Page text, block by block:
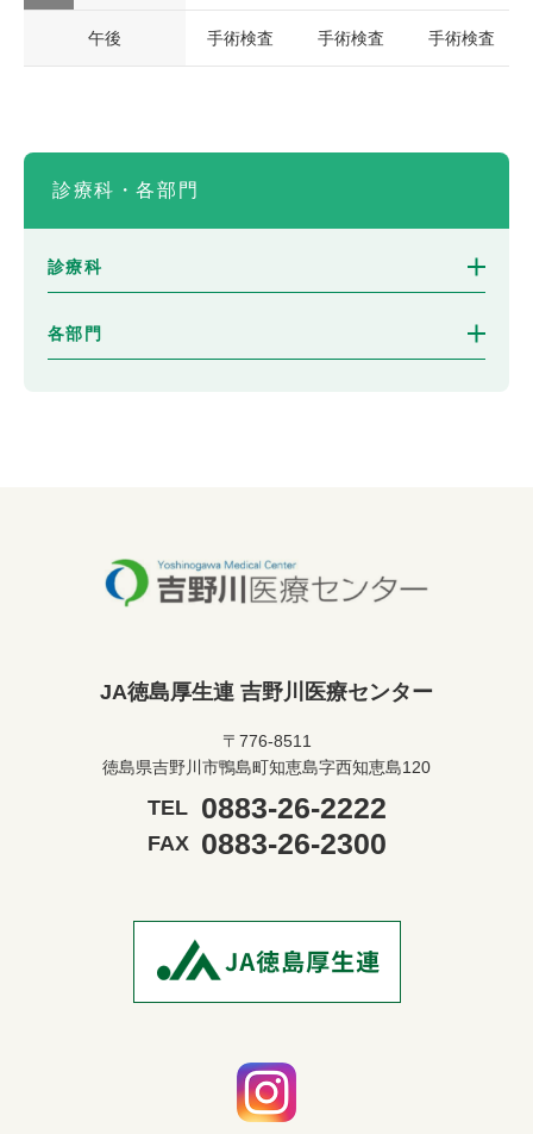
午後 手術検査 手術検査 手術検査
診療科・各部門
診療科
各部門
JA徳島厚生連 吉野川医療センター
〒776-8511
徳島県吉野川市鴨島町知恵島字西知恵島120
TEL 0883-26-2222
FAX 0883-26-2300